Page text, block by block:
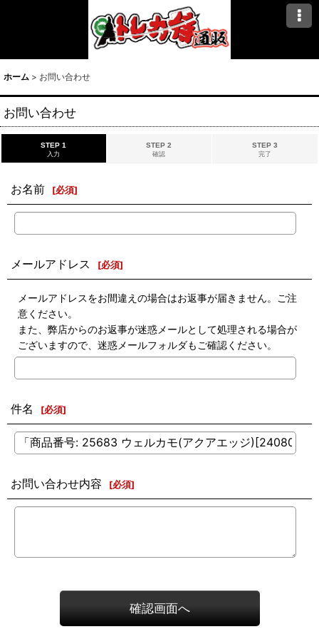
ホーム > お問い合わせ
お問い合わせ
STEP 1
入力
STEP 2
確認
STEP 3
完了
お名前 [必須]
メールアドレス [必須]
メールアドレスをお間違えの場合はお返事が届きません。ご注
意ください。
また、弊店からのお返事が迷惑メールとして処理される場合が
ございますので、迷惑メールフォルダもご確認ください。
件名 [必須]
お問い合わせ内容 [必須]
確認画面へ